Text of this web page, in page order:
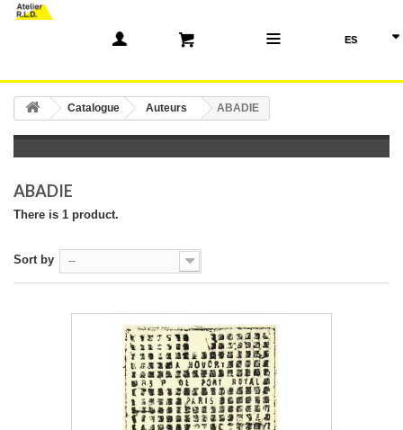
Catalogue Auteurs ABADIE
ABADIE
There is 1 product.
Sort by --